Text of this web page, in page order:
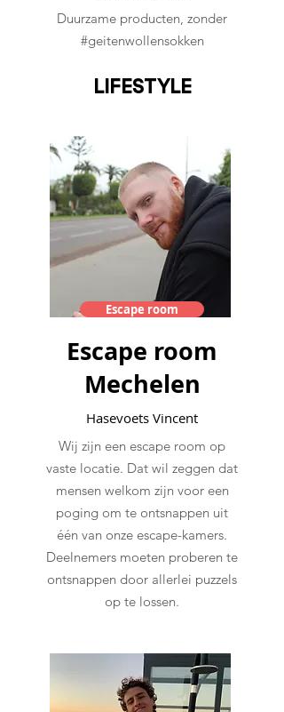
Duurzame producten, zonder
#geitenwollensokken
LIFESTYLE
Escape room
Escape room
Mechelen
Hasevoets Vincent
Wij zijn een escape room op
vaste locatie. Dat wil zeggen dat
mensen welkom zijn voor een
poging om te ontsnappen uit
één van onze escape-kamers.
Deelnemers moeten proberen te
ontsnappen door allerlei puzzels
op te lossen.